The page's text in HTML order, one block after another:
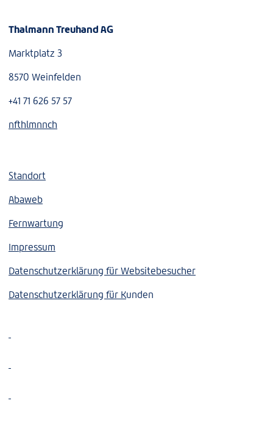
Thalmann Treuhand AG
Marktplatz 3
8570 Weinfelden
+41 71 626 57 57
nfthlmnnch
Standort
Abaweb
Fernwartung
Impressum
Datenschutzerklärung für Websitebesucher
Datenschutzerklärung für Kunden